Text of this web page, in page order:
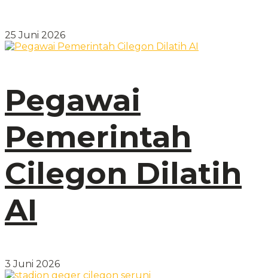
25 Juni 2026
Pegawai
Pemerintah
Cilegon Dilatih
AI
3 Juni 2026